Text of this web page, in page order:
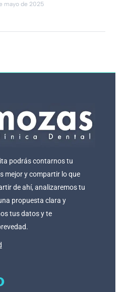
mayo de 2025
podrás contarnos tu
mejor y compartir lo que
de ahí, analizaremos tu
propuesta clara y
tus datos y te